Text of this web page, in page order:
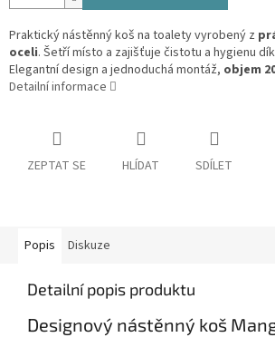
Praktický nástěnný koš na toalety vyrobený z
oceli. Šetří místo a zajišťuje čistotu a hygienu
Elegantní design a jednoduchá montáž, objem
Detailní informace
ZEPTAT SE HLÍDAT SDÍLET
Popis Diskuze
Detailní popis produktu
Designový nástěnný koš